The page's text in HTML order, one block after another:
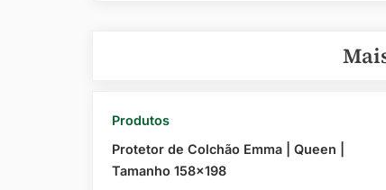
Produtos
Protetor de Colchão Emma | Queen |
Tamanho 158×198